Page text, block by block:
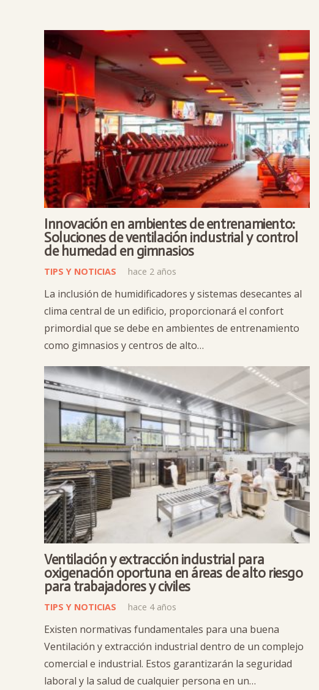
Innovación en ambientes de entrenamiento:
Soluciones de ventilación industrial y control
de humedad en gimnasios
TIPS Y NOTICIAS hace 2 años
La inclusión de humidificadores y sistemas desecantes al
clima central de un edificio, proporcionará el confort
primordial que se debe en ambientes de entrenamiento
como gimnasios y centros de alto…
Ventilación y extracción industrial para
oxigenación oportuna en áreas de alto riesgo
para trabajadores y civiles
TIPS Y NOTICIAS hace 4 años
Existen normativas fundamentales para una buena
Ventilación y extracción industrial dentro de un complejo
comercial e industrial. Estos garantizarán la seguridad
laboral y la salud de cualquier persona en un…